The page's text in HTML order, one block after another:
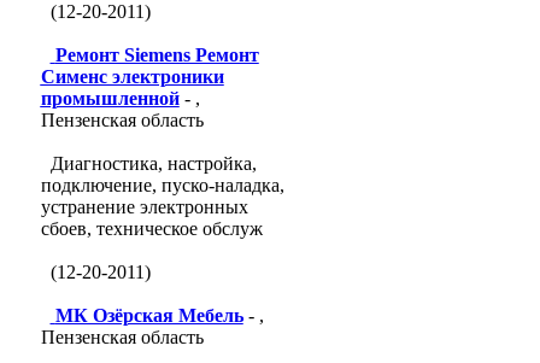
(12-20-2011)
Ремонт Siemens Ремонт
Сименс электроники
промышленной- ,
Пензенская область
Диагностика, настройка,
подключение, пуско-наладка,
устранение электронных
сбоев, техническое обслуж
(12-20-2011)
МК Озёрская Мебель- ,
Пензенская область